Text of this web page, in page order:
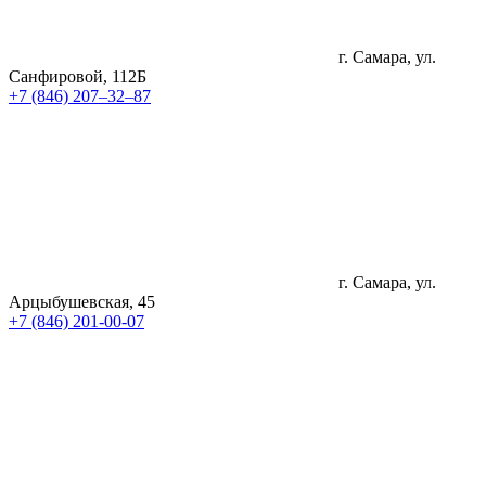
г. Самара, ул.
Санфировой, 112Б
+7 (846) 207‒32‒87
г. Самара, ул.
Арцыбушевская, 45
+7 (846) 201-00-07